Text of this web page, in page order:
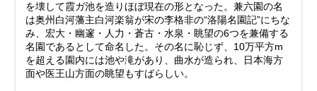
を壊して霞ガ池を造りほぼ現在の形となった。兼六園の名
は奥州白河藩主白河楽翁が宋の李格非の“洛陽名園記”にちな
み、宏大・幽邃・人力・蒼古・水泉・眺望の6つを兼備する
名園であるとして命名した。その名に恥じず、10万平方m
を超える園内には池や滝があり、曲水が造られ、日本海方
面や医王山方面の眺望もすばらしい。